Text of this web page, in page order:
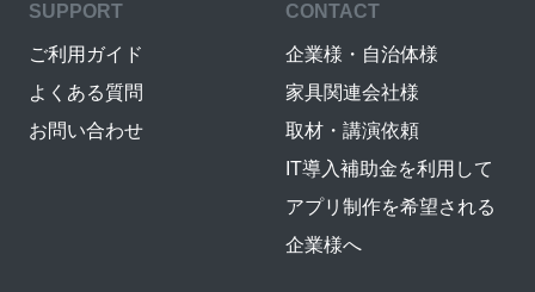
SUPPORT
ご利用ガイド
よくある質問
お問い合わせ
CONTACT
企業様・自治体様
家具関連会社様
取材・講演依頼
IT導入補助金を利用して
アプリ制作を希望される
企業様へ